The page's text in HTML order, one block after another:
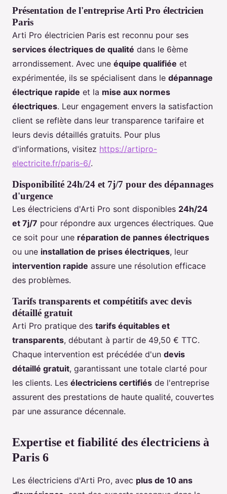
Présentation de l'entreprise Arti Pro électricien
Paris
Arti Pro électricien Paris est reconnu pour ses
services électriques de qualité dans le 6ème
arrondissement. Avec une équipe qualifiée et
expérimentée, ils se spécialisent dans le dépannage
électrique rapide et la mise aux normes
électriques. Leur engagement envers la satisfaction
client se reflète dans leur transparence tarifaire et
leurs devis détaillés gratuits. Pour plus
d'informations, visitez https://artipro-
electricite.fr/paris-6/.
Disponibilité 24h/24 et 7j/7 pour des dépannages
d'urgence
Les électriciens d'Arti Pro sont disponibles 24h/24
et 7j/7 pour répondre aux urgences électriques. Que
ce soit pour une réparation de pannes électriques
ou une installation de prises électriques, leur
intervention rapide assure une résolution efficace
des problèmes.
Tarifs transparents et compétitifs avec devis
détaillé gratuit
Arti Pro pratique des tarifs équitables et
transparents, débutant à partir de 49,50 € TTC.
Chaque intervention est précédée d'un devis
détaillé gratuit, garantissant une totale clarté pour
les clients. Les électriciens certifiés de l'entreprise
assurent des prestations de haute qualité, couvertes
par une assurance décennale.
Expertise et fiabilité des électriciens à
Paris 6
Les électriciens d'Arti Pro, avec plus de 10 ans